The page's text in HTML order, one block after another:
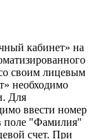
кабинет» на
своим лицевым
необходимо
Для
ввести номер
поле "Фамилия"
счет. При